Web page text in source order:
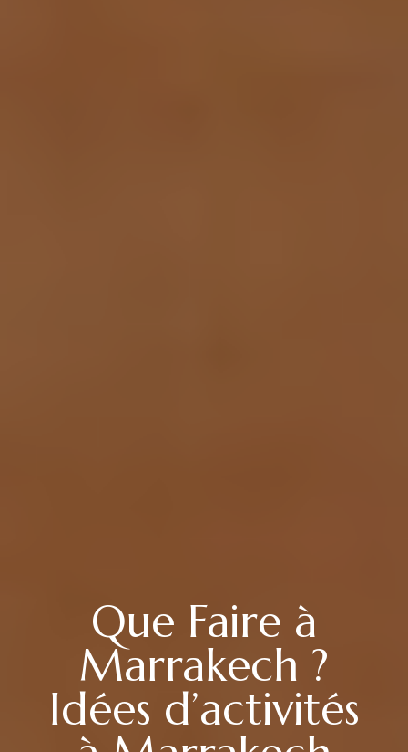
Que Faire à
Marrakech ?
Idées d’activités